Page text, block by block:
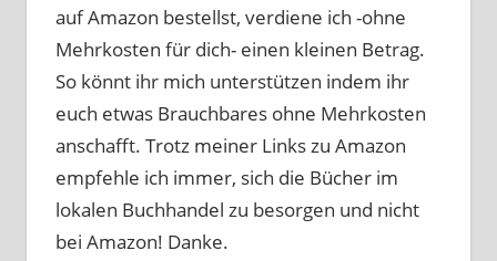
auf Amazon bestellst, verdiene ich -ohne
Mehrkosten für dich- einen kleinen Betrag.
So könnt ihr mich unterstützen indem ihr
euch etwas Brauchbares ohne Mehrkosten
anschafft. Trotz meiner Links zu Amazon
empfehle ich immer, sich die Bücher im
lokalen Buchhandel zu besorgen und nicht
bei Amazon! Danke.